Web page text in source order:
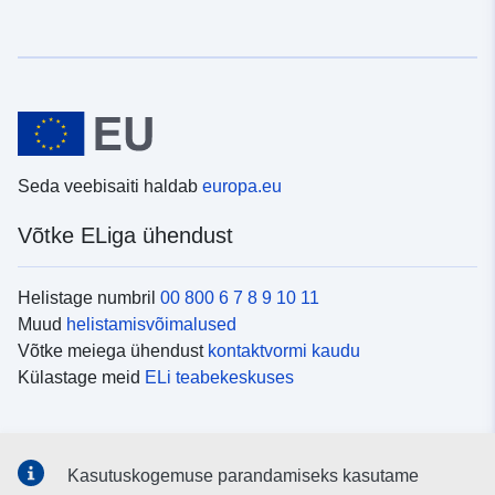
Seda veebisaiti haldab europa.eu
Võtke ELiga ühendust
Helistage numbril 00 800 6 7 8 9 10 11
Muud helistamisvõimalused
Võtke meiega ühendust kontaktvormi kaudu
Külastage meid ELi teabekeskuses
Kasutuskogemuse parandamiseks kasutame